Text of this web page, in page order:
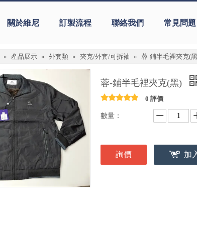
關於維尼 訂製流程 聯絡我們 常見問題
» 產品展示 » 外套類 » 夾克/外套/可拆袖 » 蓉-鋪半毛裡夾克(
蓉-鋪半毛裡夾克(黑)
0 評價
數量：
詢價 加